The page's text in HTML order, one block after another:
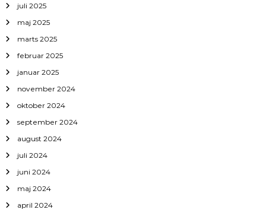
juli 2025
maj 2025
marts 2025
februar 2025
januar 2025
november 2024
oktober 2024
september 2024
august 2024
juli 2024
juni 2024
maj 2024
april 2024